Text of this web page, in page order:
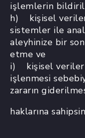
işlemlerin
h) kişisel
sistemler ile
aleyhinize bir
etme ve
i) kişisel
işlenmesi
zararın
haklarına